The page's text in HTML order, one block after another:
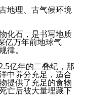
地理、古气候环境
化石，是书写地质
亿万年前地球气
。
亿年的二叠纪，那
中养分充足，适合
提供了充足的食物
亡后被大量埋藏下